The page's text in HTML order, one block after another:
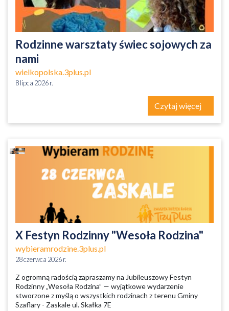
Rodzinne warsztaty świec sojowych za
nami
wielkopolska.3plus.pl
8 lipca 2026 r.
Czytaj więcej
X Festyn Rodzinny "Wesoła Rodzina"
wybieramrodzine.3plus.pl
28 czerwca 2026 r.
Z ogromną radością zapraszamy na Jubileuszowy Festyn
Rodzinny „Wesoła Rodzina” — wyjątkowe wydarzenie
stworzone z myślą o wszystkich rodzinach z terenu Gminy
Szaflary - Zaskale ul. Skałka 7E